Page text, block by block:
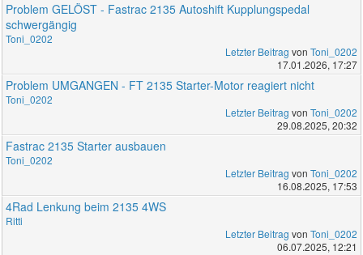
Problem GELÖST - Fastrac 2135 Autoshift Kupplungspedal
schwergängig
Toni_0202
Letzter Beitrag von Toni_0202
17.01.2026, 17:27
Problem UMGANGEN - FT 2135 Starter-Motor reagiert nicht
Toni_0202
Letzter Beitrag von Toni_0202
29.08.2025, 20:32
Fastrac 2135 Starter ausbauen
Toni_0202
Letzter Beitrag von Toni_0202
16.08.2025, 17:53
4Rad Lenkung beim 2135 4WS
Ritti
Letzter Beitrag von Toni_0202
06.07.2025, 12:21